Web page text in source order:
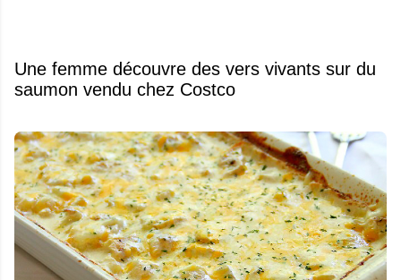
Une femme découvre des vers vivants sur du
saumon vendu chez Costco